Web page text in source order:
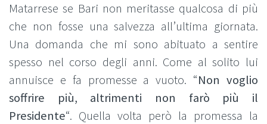
Matarrese se Bari non meritasse qualcosa di più
che non fosse una salvezza all’ultima giornata.
Una domanda che mi sono abituato a sentire
spesso nel corso degli anni. Come al solito lui
annuisce e fa promesse a vuoto. “Non voglio
soffrire più, altrimenti non farò più il
Presidente“. Quella volta però la promessa la